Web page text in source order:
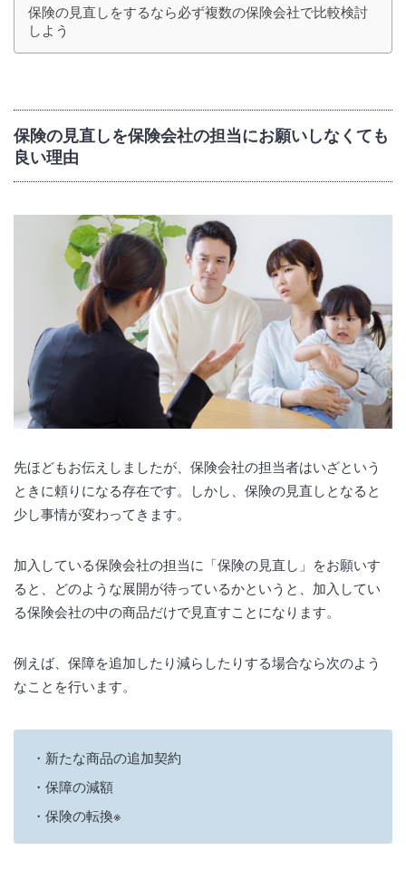
保険の見直しをするなら必ず複数の保険会社で比較検討
しよう
保険の見直しを保険会社の担当にお願いしなくても
良い理由
先ほどもお伝えしましたが、保険会社の担当者はいざという
ときに頼りになる存在です。しかし、保険の見直しとなると
少し事情が変わってきます。
加入している保険会社の担当に「保険の見直し」をお願いす
ると、どのような展開が待っているかというと、加入してい
る保険会社の中の商品だけで見直すことになります。
例えば、保障を追加したり減らしたりする場合なら次のよう
なことを行います。
新たな商品の追加契約
保障の減額
保険の転換※